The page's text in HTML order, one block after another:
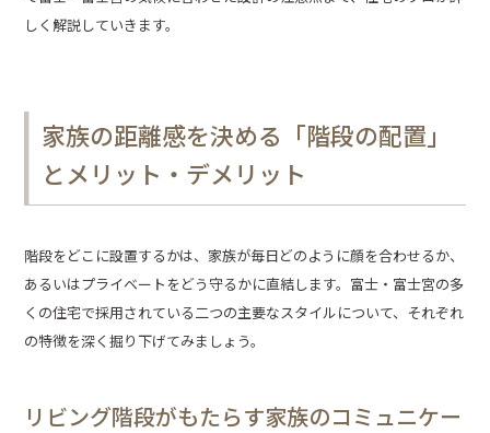
しく解説していきます。
家族の距離感を決める「階段の配置」
とメリット・デメリット
階段をどこに設置するかは、家族が毎日どのように顔を合わせるか、
あるいはプライベートをどう守るかに直結します。富士・富士宮の多
くの住宅で採用されている二つの主要なスタイルについて、それぞれ
の特徴を深く掘り下げてみましょう。
リビング階段がもたらす家族のコミュニケー